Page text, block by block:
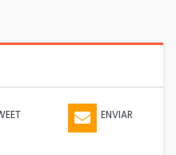
ENVIAR